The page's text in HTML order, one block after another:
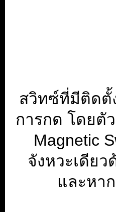
สวิทซ์ที่มีติดตั้
การกด โดยตั
Magnetic
จังหวะเดีย
และหา